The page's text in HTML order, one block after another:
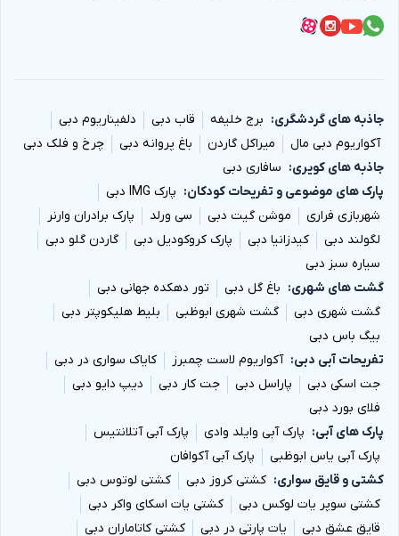
جاذبه های گردشگری برج خلیفه قاب دبی
دلفیناریوم دبی
آکواریوم دبی مال
میراکل گاردن باغ پروانه دبی
چرخ و فلک دبی
جاذبه های کویری
سافاری دبی
پارک های موضوعی و تفریحات کودکان
پارک IMG دبی
شهربازی فراری
موشن گیت دبی سی ورلد
پارک برادران وارنر
لگولند دبی
کیدزانیا دبی پارک کروکودیل دبی
گاردن گلو دبی
سیاره سبز دبی
گشت های شهری
باغ گل دبی
تور دهکده جهانی دبی
گشت شهری دبی
گشت شهری ابوظبی
بلیط هلیکوپتر دبی
بیگ باس دبی
تفریحات آبی دبی
آکواریوم لاست چمبرز
کایاک سواری در دبی
جت اسکی دبی
پاراسل دبی جت کار دبی
دیپ دایو دبی
فلای بورد دبی
پارک های آبی
پارک آبی وایلد وادی
پارک آبی آتلانتیس
پارک آبی یاس ابوظبی
پارک آبی آکوافان
کشتی و قایق سواری
کشتی کروز دبی
کشتی لوتوس دبی
کشتی سوپر یات لوکس دبی
کشتی یات اسکای واکر دبی
قایق عشق دبی
یات پارتی در دبی کشتی کاتاماران دبی